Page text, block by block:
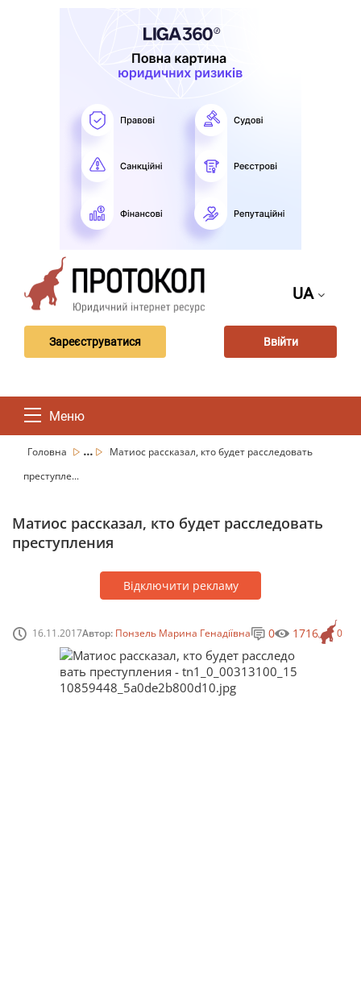
UA
Зареєструватися Ввійти
Меню
Головна ...
Матиос рассказал, кто будет расследовать
преступле...
Матиос рассказал, кто будет расследовать
преступления
Відключити рекламу
16.11.2017Автор: Понзель Марина Генадіївна 0
0 1716